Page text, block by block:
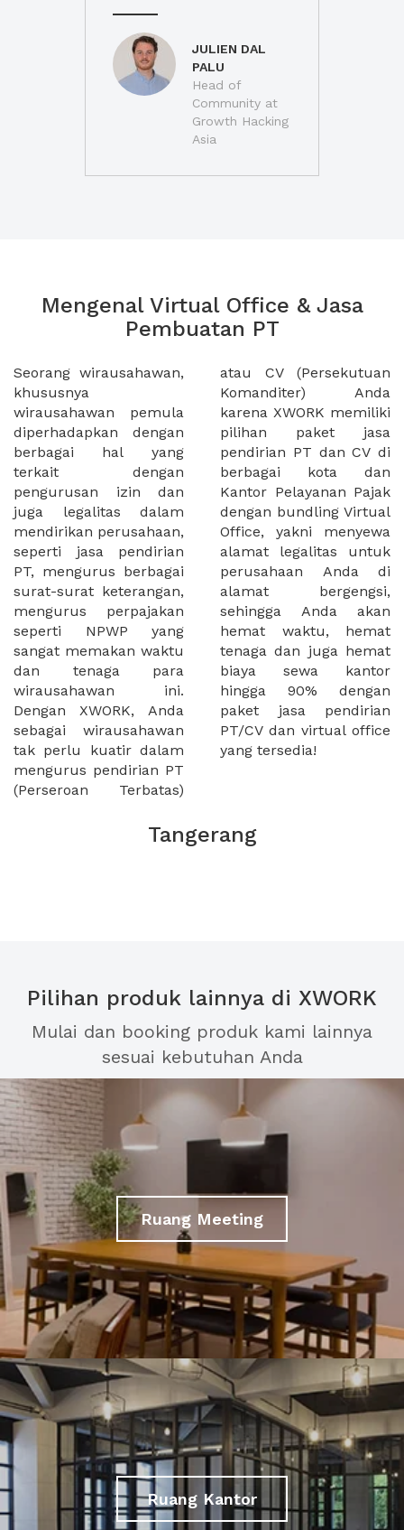
JULIEN DAL
PALU
Head of
Community at
Growth Hacking
Asia
Mengenal Virtual Office & Jasa
Pembuatan PT
Seorang wirausahawan,
khususnya
wirausahawan pemula
diperhadapkan dengan
berbagai hal yang
terkait dengan
pengurusan izin dan
juga legalitas dalam
mendirikan perusahaan,
seperti jasa pendirian
PT, mengurus berbagai
surat-surat keterangan,
mengurus perpajakan
seperti NPWP yang
sangat memakan waktu
dan tenaga para
wirausahawan ini.
Dengan XWORK, Anda
sebagai wirausahawan
tak perlu kuatir dalam
mengurus pendirian PT
(Perseroan Terbatas)
atau CV (Persekutuan
Komanditer) Anda
karena XWORK memiliki
pilihan paket jasa
pendirian PT dan CV di
berbagai kota dan
Kantor Pelayanan Pajak
dengan bundling Virtual
Office, yakni menyewa
alamat legalitas untuk
perusahaan Anda di
alamat bergengsi,
sehingga Anda akan
hemat waktu, hemat
tenaga dan juga hemat
biaya sewa kantor
hingga 90% dengan
paket jasa pendirian
PT/CV dan virtual office
yang tersedia!
Tangerang
Pilihan produk lainnya di XWORK
Mulai dan booking produk kami lainnya
sesuai kebutuhan Anda
Ruang Meeting
Ruang Kantor